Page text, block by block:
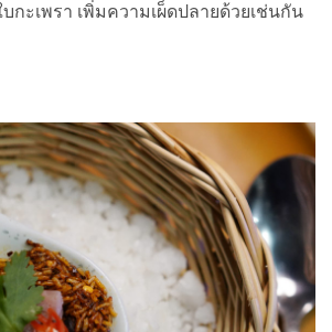
กะเพรา เพิ่มความเผ็ดปลายด้วยเช่นกัน